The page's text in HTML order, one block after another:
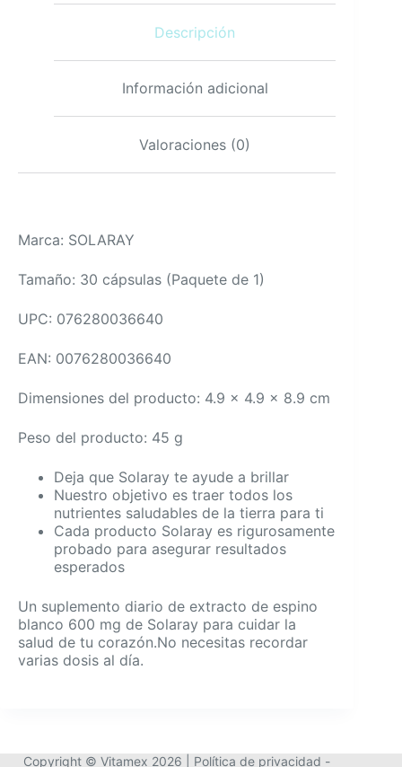
Descripción
Información adicional
Valoraciones (0)
Marca: SOLARAY
Tamaño: 30 cápsulas (Paquete de 1)
UPC: 076280036640
EAN: 0076280036640
Dimensiones del producto: 4.9 x 4.9 x 8.9 cm
Peso del producto: 45 g
Deja que Solaray te ayude a brillar
Nuestro objetivo es traer todos los
nutrientes saludables de la tierra para ti
Cada producto Solaray es rigurosamente
probado para asegurar resultados
esperados
Un suplemento diario de extracto de espino
blanco 600 mg de Solaray para cuidar la
salud de tu corazón.No necesitas recordar
varias dosis al día.
Copyright © Vitamex 2026 | Política de privacidad -